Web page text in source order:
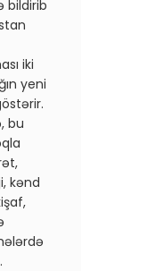
bildirib
iki
yeni
bu
kənd